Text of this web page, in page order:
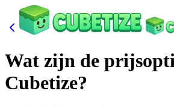
Wat zijn de
Cubetize?